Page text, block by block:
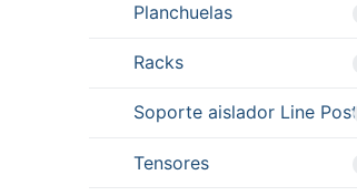
Planchuelas
Racks
Soporte aislador Line Post
Tensores